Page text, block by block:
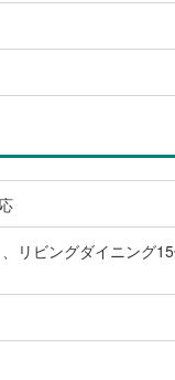
リビングダイニング